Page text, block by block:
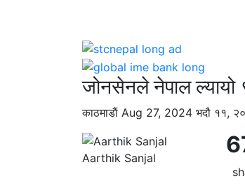
जोनसेनले नेपाल
काठमाडाैं Aug 27, 2024 भदौ ११,
Aarthik Sanjal